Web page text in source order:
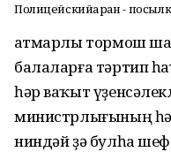
Полицейскийҙарҙан -
Ҡатмарлы тормош
балаларға тәртип
һәр ваҡыт
министрлығының
ниндәй ҙә булһа